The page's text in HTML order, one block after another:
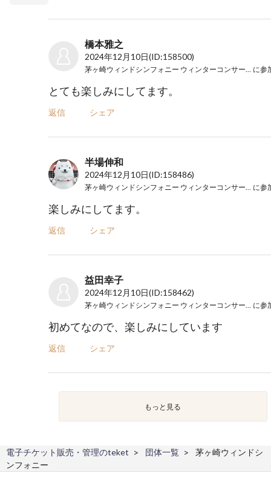
橋本雅之
2024年12月10日(ID:158500)
に参
とても楽しみにしてます。
返信 シェア
半場伸和
2024年12月10日(ID:158486)
に参
楽しみにしてます。
返信 シェア
益田幸子
2024年12月10日(ID:158462)
に参
初めてなので、楽しみにしています
返信 シェア
もっと見る
電子チケット販売・管理のteket 団体一覧
茅ヶ崎ウィンドシ
ンフォニー